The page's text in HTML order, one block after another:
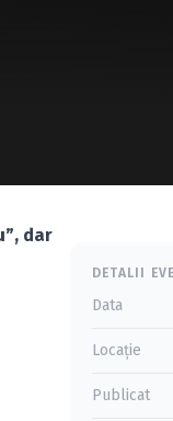
, dar
DETALII
Data
Locație
Publicat